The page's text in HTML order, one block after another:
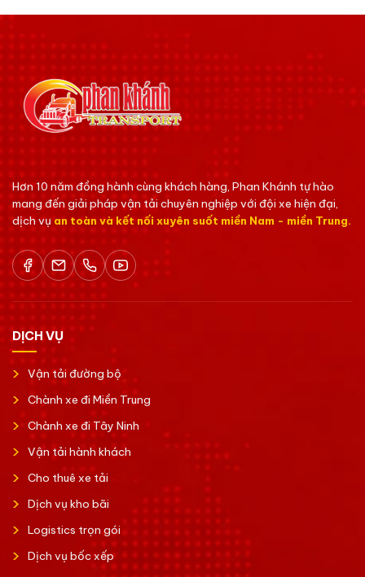
Hơn 10 năm đồng hành cùng khách hàng, Phan Khánh tự hào
mang đến giải pháp vận tải chuyên nghiệp với đội xe hiện đại,
dịch vụan toàn và kết nối xuyên suốt miền Nam - miền Trung.
DỊCH VỤ
Vận tải đường bộ
Chành xe đi Miền Trung
Chành xe đi Tây Ninh
Vận tải hành khách
Cho thuê xe tải
Dịch vụ kho bãi
Logistics trọn gói
Dịch vụ bốc xếp